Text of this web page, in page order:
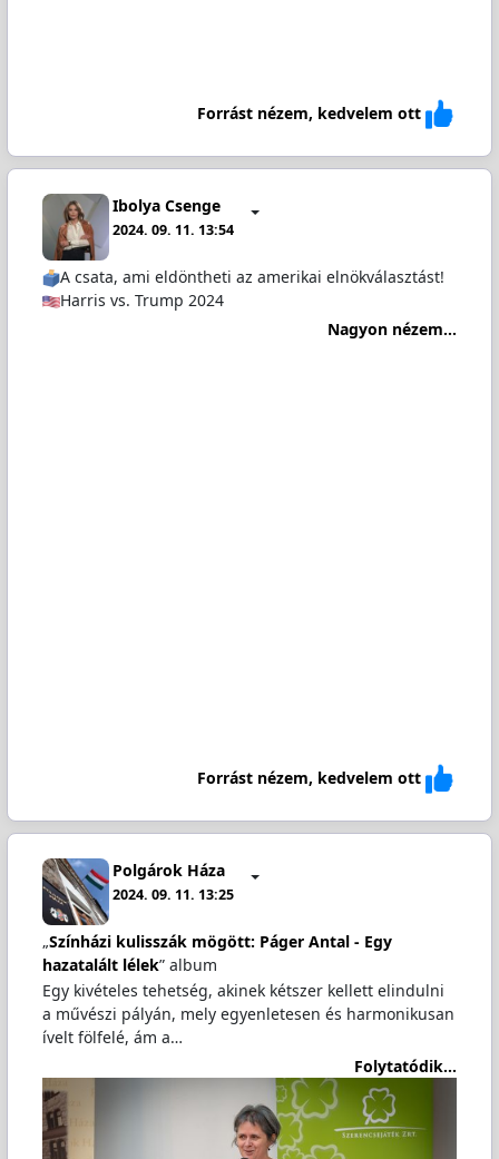
Forrást nézem, kedvelem ott
Ibolya Csenge
2024. 09. 11. 13:54
A csata, ami eldöntheti az amerikai elnökválasztást!
Harris vs. Trump 2024
Nagyon nézem...
Forrást nézem, kedvelem ott
Polgárok Háza
2024. 09. 11. 13:25
„Színházi kulisszák mögött: Páger Antal - Egy
hazatalált lélek” album
Egy kivételes tehetség, akinek kétszer kellett elindulni
a művészi pályán, mely egyenletesen és harmonikusan
ívelt fölfelé, ám a…
Folytatódik...